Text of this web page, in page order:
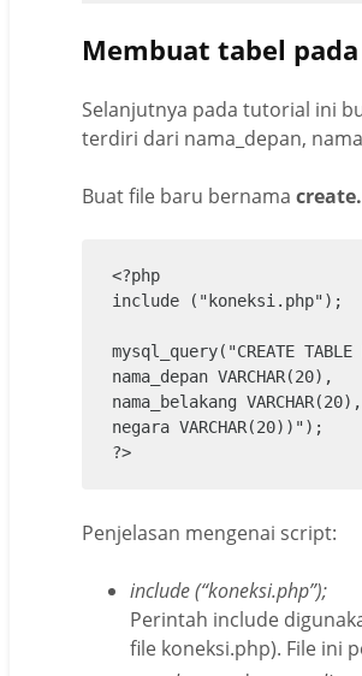
Membuat tabel pada
Selanjutnya pada tutorial ini
terdiri dari nama_depan,
Buat file baru bernama
<?php
include ("koneksi.php");
mysql_query("CREATE
nama_depan VARCHAR(20),
nama_belakang VARCHAR(20),
negara VARCHAR(20))");
?>
Penjelasan mengenai script:
include (“koneksi.php”);
Perintah include
file koneksi.php). File ini